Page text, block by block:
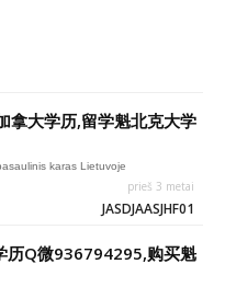
拿大学历,留学魁北克大学
karas Lietuvoje
prieš 3 metai
JASDJAASJHF01
历Q微936794295,购买魁